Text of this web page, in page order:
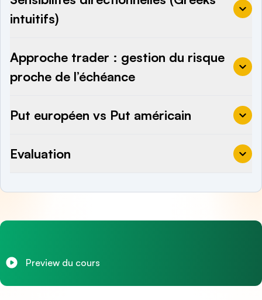
Preview du cours
intuitifs)
Approche trader : gestion du risque
proche de l’échéance
Put européen vs Put américain
Evaluation